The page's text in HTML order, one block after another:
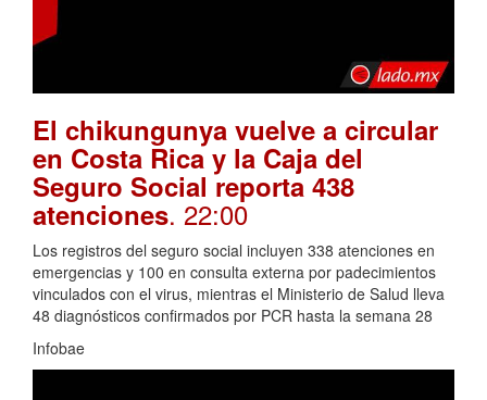
El chikungunya vuelve a circular
en Costa Rica y la Caja del
Seguro Social reporta 438
atenciones. 22:00
Los registros del seguro social incluyen 338 atenciones en
emergencias y 100 en consulta externa por padecimientos
vinculados con el virus, mientras el Ministerio de Salud lleva
48 diagnósticos confirmados por PCR hasta la semana 28
Infobae